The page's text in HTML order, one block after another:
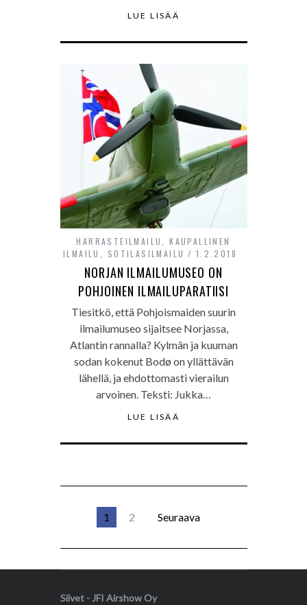
LUE LISÄÄ
HARRASTEILMAILU ,KAUPALLINEN
ILMAILU
SOTILASILMAILU 1.2.2018
NORJAN ILMAILUMUSEO ON
POHJOINEN ILMAILUPARATIISI
Tiesitkö, että Pohjoismaiden suurin
ilmailumuseo sijaitsee Norjassa,
Atlantin rannalla? Kylmän ja kuuman
sodan kokenut Bodø on yllättävän
lähellä, ja ehdottomasti vierailun
arvoinen. Teksti: Jukka…
LUE LISÄÄ
1 2 Seuraava
Siivet - JFI Airshow Oy